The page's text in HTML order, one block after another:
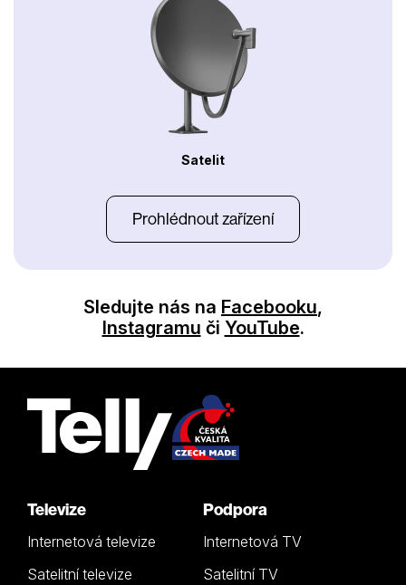
Satelit
Prohlédnout zařízení
Sledujte nás na Facebooku,
Instagramu či YouTube.
Televize
Internetová televize
Satelitní televize
Podpora
Internetová TV
Satelitní TV